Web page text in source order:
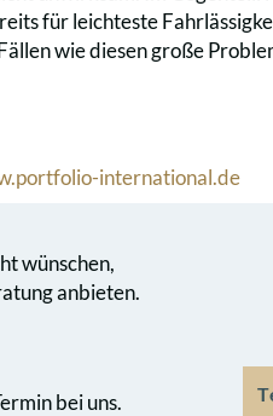
für leichteste
wie diesen große
international.de
wünschen,
anbieten.
bei uns.